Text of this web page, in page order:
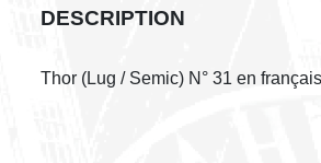
DESCRIPTION
Thor (Lug / Semic) N° 31 en